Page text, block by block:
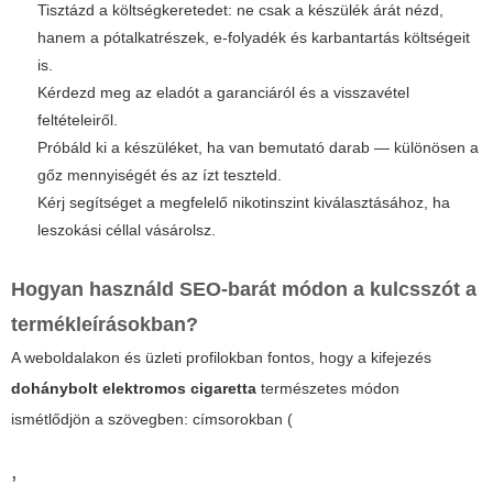
Tisztázd a költségkeretedet: ne csak a készülék árát nézd,
hanem a pótalkatrészek, e-folyadék és karbantartás költségeit
is.
Kérdezd meg az eladót a garanciáról és a visszavétel
feltételeiről.
Próbáld ki a készüléket, ha van bemutató darab — különösen a
gőz mennyiségét és az ízt teszteld.
Kérj segítséget a megfelelő nikotinszint kiválasztásához, ha
leszokási céllal vásárolsz.
Hogyan használd SEO-barát módon a kulcsszót a
termékleírásokban?
A weboldalakon és üzleti profilokban fontos, hogy a kifejezés
dohánybolt elektromos cigaretta természetes módon
ismétlődjön a szövegben: címsorokban (
,